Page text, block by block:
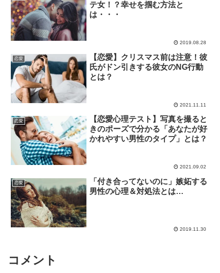
テ女！？幸せを掴む方法と
は・・・
2019.08.28
恋愛
【恋愛】クリスマス前は注意！彼
氏がドン引きする彼女のNG行動
とは？
2021.11.11
恋愛
【恋愛心理テスト】写真を撮ると
きのポーズで分かる「あなたが好
かれやすい男性のタイプ」とは？
2021.09.02
恋愛
「付き合ってないのに」嫉妬する
男性の心理＆対処法とは…
2019.11.30
コメント